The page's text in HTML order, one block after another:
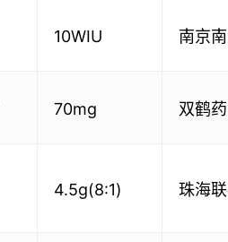
10WIU 南京
70mg 双鹤
4.5g(8:1) 珠海